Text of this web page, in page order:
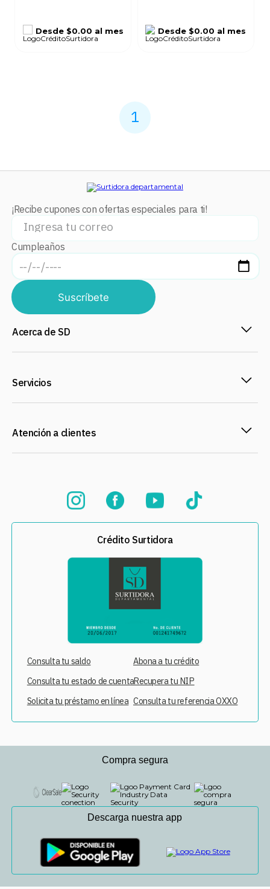
Desde$0.00 al mes Desde $0.00 al mes
1
¡Recibe cupones con ofertas especiales para ti!
Cumpleaños
Suscríbete
Acerca de SD
Servicios
Atención a clientes
Crédito Surtidora
Consulta tu saldo
Consulta tu estado de cuenta
Solicita tu préstamo en línea
Abona a tu crédito
Recupera tu NIP
Consulta tu referencia OXXO
Compra segura
Descarga nuestra app